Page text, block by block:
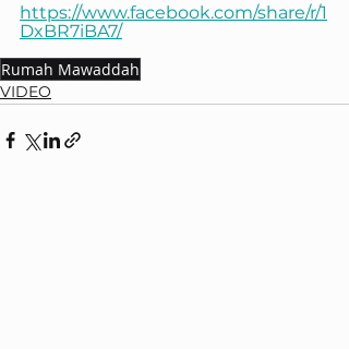
https://www.facebook.com/share/r/1
DxBR7iBA7/
Rumah Mawaddah
VIDEO